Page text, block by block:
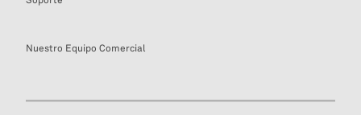
Nuestro Equipo Comercial